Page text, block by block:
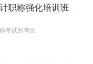
职称强化培训班
考试的考生